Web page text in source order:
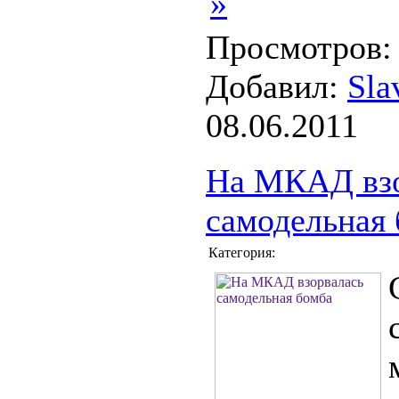
Просмотров:
Добавил:
08.06.2011
На МКАД
самодельная
Категория: